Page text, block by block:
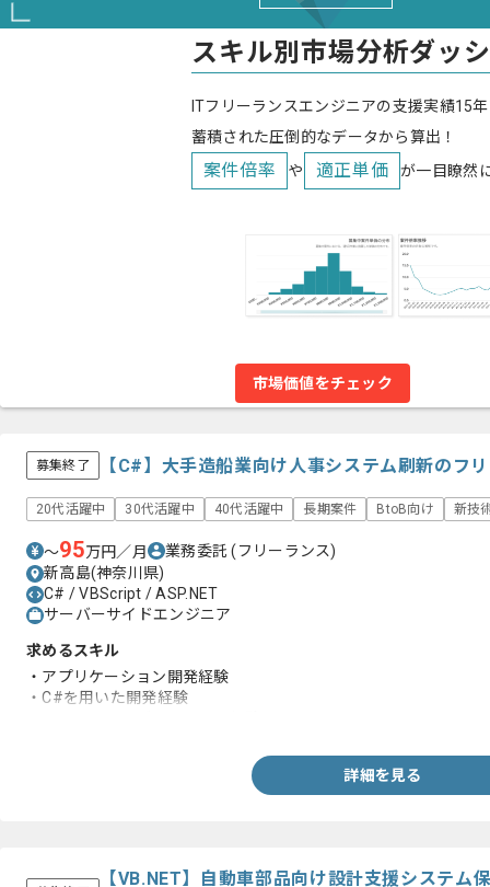
スキル別市場分析ダッ
ITフリーランスエンジニアの支援実績15
蓄積された圧倒的なデータから算出！
案件倍率 や 適正単価 が一目瞭然
市場価値をチェック
募集終了 【C#】大手造船業向け人事システム刷新のフ
20代活躍中 30代活躍中 40代活躍中 長期案件 BtoB向け 新技
〜95万円／月 業務委託(フリーランス)
新高島(神奈川県)
C# / VBScript / ASP.NET
サーバーサイドエンジニア
求めるスキル
・アプリケーション開発経験
・C#を用いた開発経験
詳細を見る
【VB.NET】自動車部品向け設計支援システム